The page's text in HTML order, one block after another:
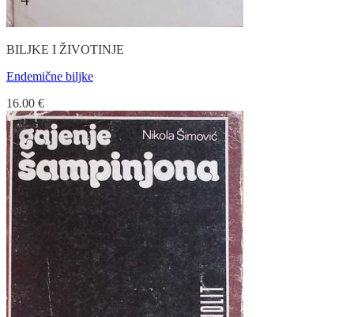
BILJKE I ŽIVOTINJE
Endemične biljke
16.00 €